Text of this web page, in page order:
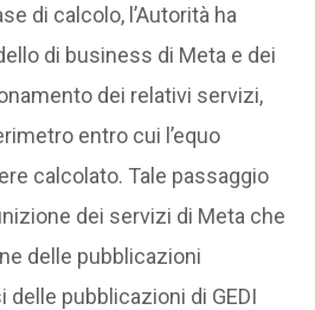
di calcolo, l’Autorità ha
di business di Meta e dei
dei relativi servizi,
entro cui l’equo
calcolato. Tale passaggio
dei servizi di Meta che
delle pubblicazioni
delle pubblicazioni di GEDI